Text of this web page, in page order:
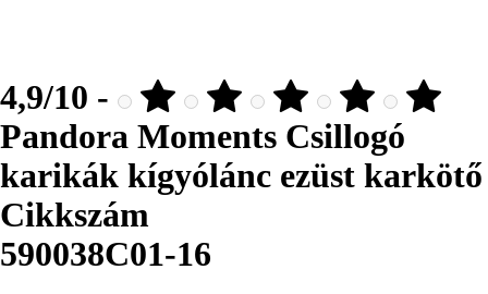
4,9/10 -
Pandora Moments Csillogó
karikák kígyólánc ezüst karkötő
Cikkszám
590038C01-16